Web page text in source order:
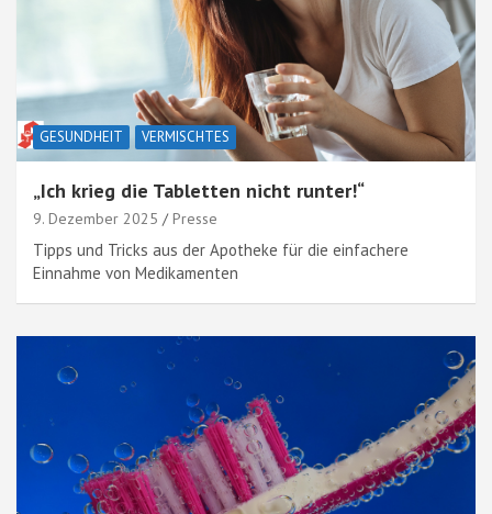
GESUNDHEIT VERMISCHTES
„Ich krieg die Tabletten nicht runter!“
9. Dezember 2025 Presse
Tipps und Tricks aus der Apotheke für die einfachere
Einnahme von Medikamenten